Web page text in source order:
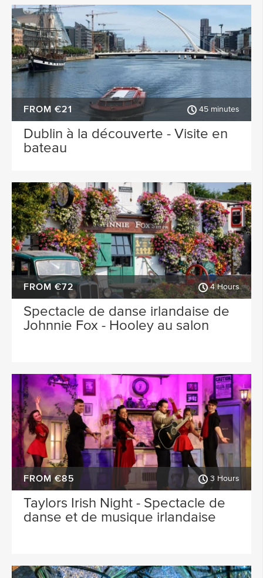
FROM €21 45 minutes
Dublin à la découverte - Visite en
bateau
FROM €72 4 Hours
Spectacle de danse irlandaise de
Johnnie Fox - Hooley au salon
FROM €85 3 Hours
Taylors Irish Night - Spectacle de
danse et de musique irlandaise